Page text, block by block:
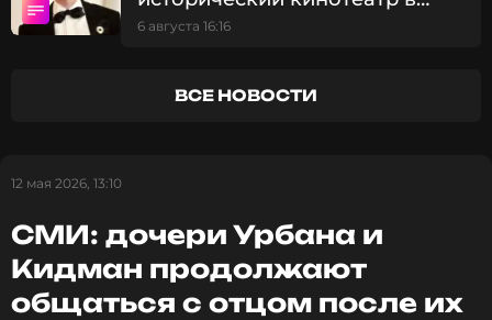
Ранее американский телеканал Fox News
сообщил, что Джейми Фокс столкнулся с
оставаться в курсе событий
Ирландии, закрывшийся
6 августа 16:16
ВСЕ НОВОСТИ
12 мая 2026, 13:10
СМИ: дочери Урбана и
Кидман продолжают
общаться с отцом после их